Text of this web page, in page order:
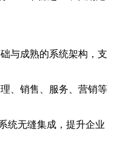
与成熟的系统架构，支
理、销售、服务、营销等
统无缝集成，提升企业